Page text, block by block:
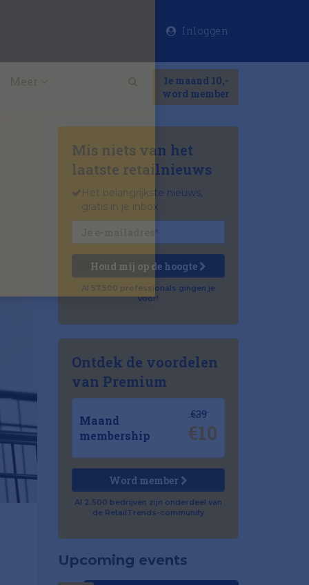
Inloggen
1e maand 10,-
word member
Mis niets van het
laatste retailnieuws
Het belangrijkste nieuws,
gratis in je inbox
Houd mij op de hoogte
Al 57.500 professionals gingen je
voor!
Ontdek de voordelen
van Premium
Maand
membership
€39
€10
Word member
Al 2.500 bedrijven zijn onderdeel van
de RetailTrends-community
Upcoming events